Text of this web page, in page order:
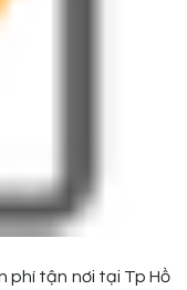
phí tận nơi tại Tp Hồ